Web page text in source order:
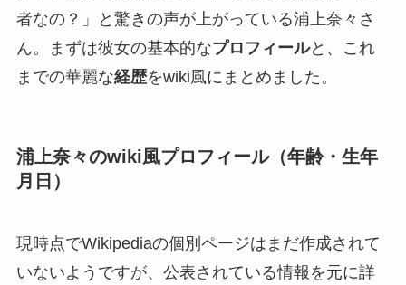
者なの？」と驚きの声が上がっている浦上奈々さ
ん。まずは彼女の基本的なプロフィールと、これ
までの華麗な経歴をwiki風にまとめました。
浦上奈々のwiki風プロフィール（年齢・生年
月日）
現時点でWikipediaの個別ページはまだ作成されて
いないようですが、公表されている情報を元に詳